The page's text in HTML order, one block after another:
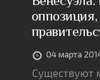
оппозиция,
04 марта
Существуют